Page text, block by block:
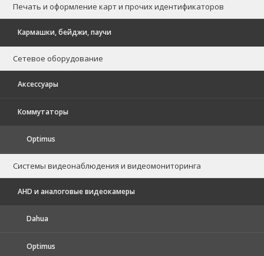
Печать и оформление карт и прочих идентификаторов
Кармашки, бейджи, паучи
Сетевое оборудование
Аксессуары
Коммутаторы
Optimus
Системы видеонаблюдения и видеомониторинга
AHD и аналоговые видеокамеры
Dahua
Optimus